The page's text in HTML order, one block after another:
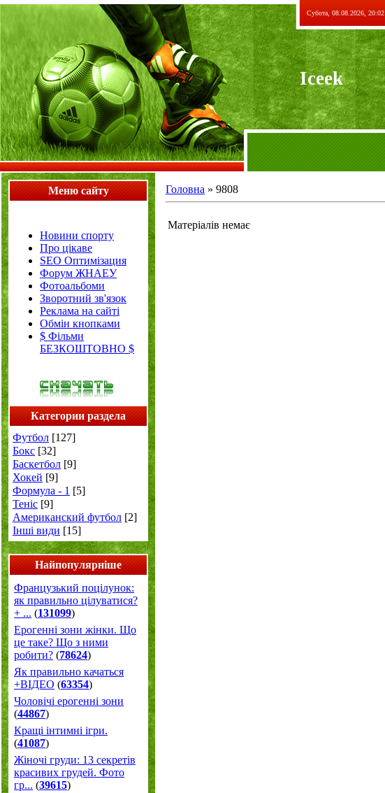
Субота, 08.08.2026, 20:02
Iceek
Меню сайту
Новини спорту
Про цікаве
SEO Оптимізация
Форум ЖНАЕУ
Фотоальбоми
Зворотний зв'язок
Реклама на сайті
Обмін кнопками
$ Фільми
БЕЗКОШТОВНО $
Категории раздела
Футбол [127]
Бокс [32]
Баскетбол [9]
Хокей [9]
Формула - 1 [5]
Теніс [9]
Американский футбол [2]
Інші види [15]
Найпопулярніше
Французький поцілунок:
як правильно цілуватися?
+ ... (131099)
Ерогенні зони жінки. Що
це таке? Що з ними
робити? (78624)
Як правильно качаться
+ВІДЕО (63354)
Чоловічі ерогенні зони
(44867)
Кращі інтимні ігри.
(41087)
Жіночі груди: 13 секретів
красивих грудей. Фото
гр... (39615)
Головна » 9808
Матеріалів немає